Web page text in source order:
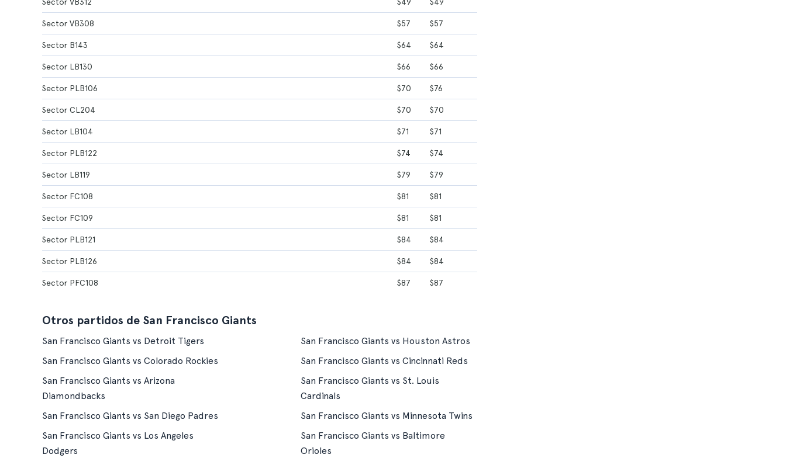
Sector VB308 $57 $57
Sector B143 $64 $64
Sector LB130 $66 $66
Sector PLB106 $70 $76
Sector CL204 $70 $70
Sector LB104 $71 $71
Sector PLB122 $74 $74
Sector LB119 $79 $79
Sector FC108 $81 $81
Sector FC109 $81 $81
Sector PLB121 $84 $84
Sector PLB126 $84 $84
Sector PFC108 $87 $87
Otros partidos de San Francisco Giants
San Francisco Giants vs Detroit Tigers
San Francisco Giants vs Houston Astros
San Francisco Giants vs Colorado Rockies
San Francisco Giants vs Cincinnati Reds
San Francisco Giants vs Arizona
Diamondbacks
San Francisco Giants vs St. Louis
Cardinals
San Francisco Giants vs San Diego Padres
San Francisco Giants vs Minnesota Twins
San Francisco Giants vs Los Angeles
Dodgers
San Francisco Giants vs Baltimore
Orioles